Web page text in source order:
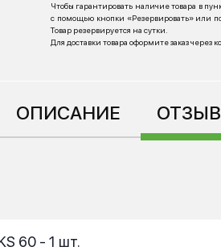
Чтобы гарантировать наличие товара в
с помощью кнопки «Резервировать» или
Товар резервируется на сутки.
Для доставки товара оформите заказ через
ОПИСАНИЕ
60 - 1 шт.